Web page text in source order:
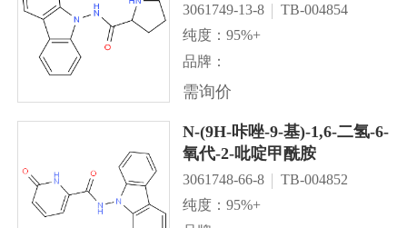
3061749-13-8
TB-004854
纯度：95%+
品牌：
需询价
N-(9H-咔唑-9-基)-1,6-二氢-6-
氧代-2-吡啶甲酰胺
3061748-66-8
TB-004852
纯度：95%+